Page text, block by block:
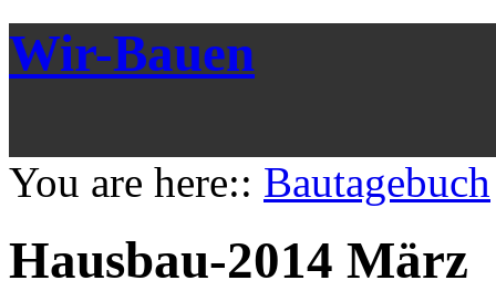
Wir-Bauen
You are here:: Bautagebuch
Hausbau-2014 März